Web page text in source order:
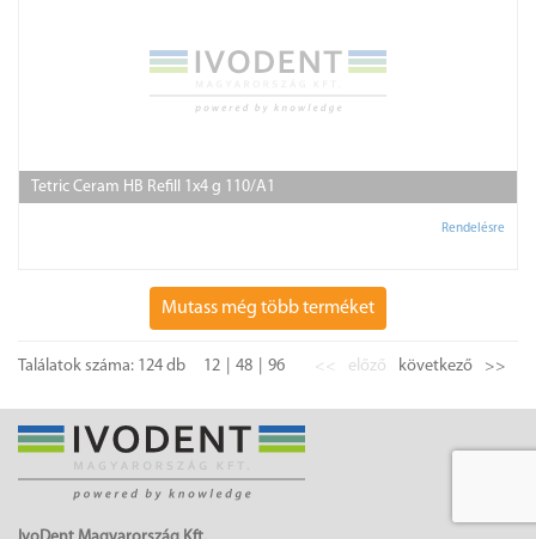
Tetric Ceram HB Refill 1x4 g 110/A1
Rendelésre
Mutass még több terméket
Találatok száma: 124 db 12 48 96 << előző következő >>